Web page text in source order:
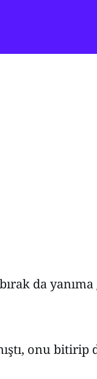
da
onu bitirip